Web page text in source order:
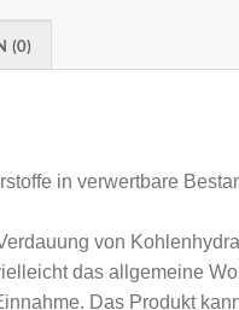
(0)
in verwertbare
von
das allgemeine
Das Produkt